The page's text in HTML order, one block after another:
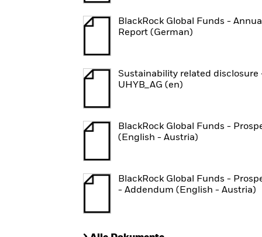
BlackRock Global Funds -
Report (German)
Sustainability related disclosure
UHYB_AG (en)
BlackRock Global Funds -
(English - Austria)
BlackRock Global Funds -
- Addendum (English - Austria)